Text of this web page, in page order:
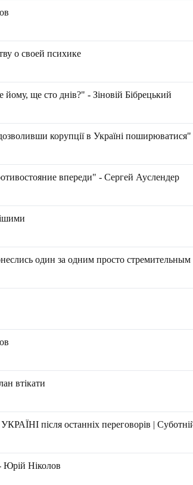
о своей психике
ще сто днів?" - Зіновій Бібрецький
корупції в Україні поширюватися"
впереди" - Сергей Ауслендер
один за одним просто стремительным
втікати
після останніх переговорів |
Юрій Ніколов